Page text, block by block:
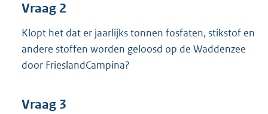
Vraag 2
Klopt het dat er jaarlijks tonnen fosfaten, stikstof en
andere stoffen worden geloosd op de Waddenzee
door FrieslandCampina?
Vraag 3